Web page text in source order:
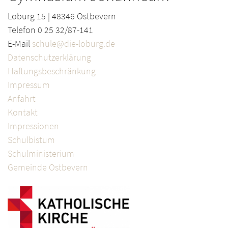
Loburg 15 | 48346 Ostbevern
Telefon 0 25 32/87-141
E-Mail schule@die-loburg.de
Datenschutzerklärung
Haftungsbeschränkung
Impressum
Anfahrt
Kontakt
Impressionen
Schulbistum
Schulministerium
Gemeinde Ostbevern